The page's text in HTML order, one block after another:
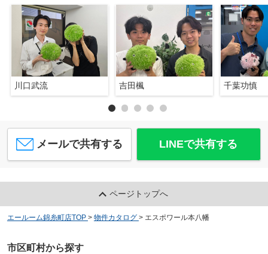
川口武流 吉田楓 千葉功慎
メールで共有する LINEで共有する
ページトップへ
エールーム錦糸町店TOP > 物件カタログ > エスポワール本八幡
市区町村から探す